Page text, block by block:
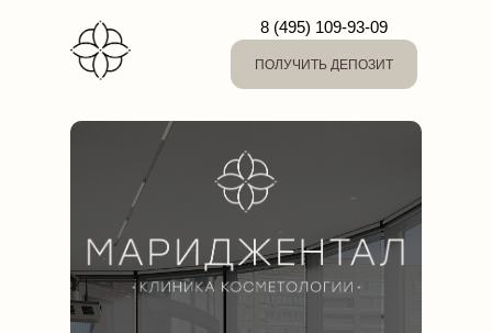
ПОЛУЧИТЬ ДЕПОЗИТ
8 (495) 109-93-09